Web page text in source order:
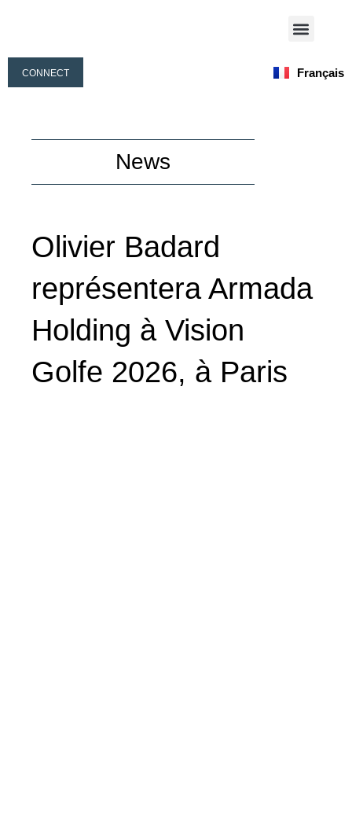
Menu
CONNECT Français
English
News
Olivier Badard
représentera Armada
Holding à Vision
Golfe 2026, à Paris